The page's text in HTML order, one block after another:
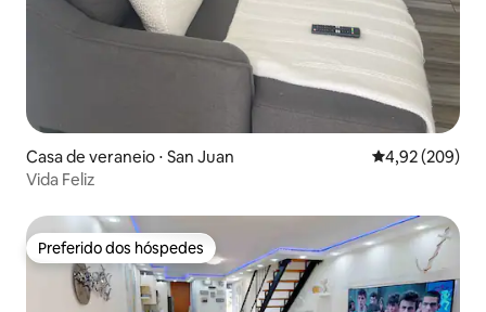
Casa de veraneio ⋅ San Juan 4,92 de uma
4,92 (209)
Vida Feliz
Preferido dos hóspedes
Preferido dos hóspedes